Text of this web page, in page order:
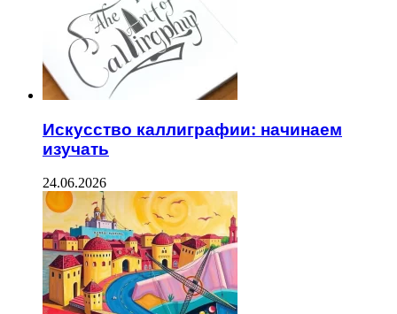
Искусство каллиграфии: начинаем
изучать
24.06.2026